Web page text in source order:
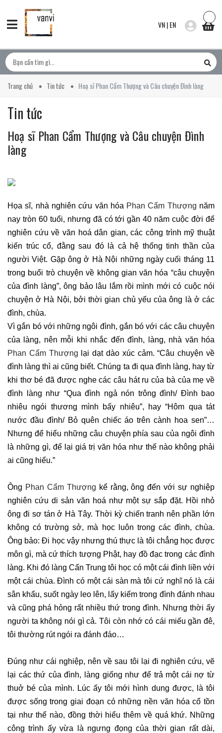
VN|EN
Trang chủ Tin tức Hoạ sĩ Phan Cẩm Thượng và Câu chuyện Đình làng
Tin tức
Hoạ sĩ Phan Cẩm Thượng và Câu chuyện Đình
làng
Họa sĩ, nhà nghiên cứu văn hóa Phan Cẩm Thượng năm
nay tròn 60 tuổi, nhưng đã có tới gần 40 năm cuộc đời để
nghiên cứu về văn hoá dân gian, các công trình mỹ thuật
kiến trúc cổ, đằng sau đó là cả hệ thống tinh thần của
người Việt. Gặp ông ở Hà Nội những ngày cuối tháng 11
trong buổi trò chuyện về không gian văn hóa “câu chuyện
của đình làng”, ông bảo lâu lắm rồi mình mới có cuộc nói
chuyện ở Hà Nội, bởi thời gian chủ yếu của ông là ở các
đình, chùa.
Vì gắn bó với những ngôi đình, gắn bó với các câu chuyện
của làng, nên mỗi khi nhắc đến đình, làng, nhà văn hóa
Phan Cẩm Thượng lại dạt dào xúc cảm. “Câu chuyện về
đình làng thì ai cũng biết. Chúng ta đi qua đình làng, hay từ
khi thơ bé đã được nghe các câu hát ru của bà của mẹ về
đình làng như “Qua đình ngả nón trông đình/ Đình bao
nhiêu ngói thương mình bấy nhiêu”, hay “Hôm qua tát
nước đầu đình/ Bỏ quên chiếc áo trên cành hoa sen”…
Nhưng để hiểu những câu chuyện phía sau của ngôi đình
là những gì, để lại giá trị văn hóa như thế nào không phải
ai cũng hiểu.”
Ông Phan Cẩm Thượng kể rằng, ông đến với sự nghiệp
nghiên cứu di sản văn hoá như một sự sắp đặt. Hồi nhỏ
ông đi sơ tán ở Hà Tây. Thời kỳ chiến tranh nên phần lớn
không có trường sở, mà học luôn trong các đình, chùa.
Ông bảo: Đi học vậy nhưng thú thực là tôi chẳng học được
môn gì, mà cứ thích tượng Phật, hay đồ đạc trong các đình
làng. Khi đó làng Cấn Trung tôi học có một cái đình liền với
một cái chùa. Đình có một cái sàn mà tôi cứ nghĩ nó là cái
sân khấu, suốt ngày leo lên, lấy kiếm trong đình đánh nhau
và cũng phá hỏng rất nhiều thứ trong đình. Nhưng thời ấy
người ta không nói gì cả. Tôi còn nhớ có cái miếu gần đê,
tôi thường rút ngói ra đánh đáo…
Đúng như cái nghiệp, nên về sau tôi lại đi nghiên cứu, vẽ
lại các thứ của đình, làng giống như để trả một cái nợ từ
thuở bé của mình. Lúc ấy tôi mới hình dung được, là tôi
được sống trong giai đoạn có những nền văn hóa cổ tồn
tại như thế nào, đồng thời hiểu thêm về quá khứ. Những
công trình ấy vừa là ngưng đọng của thời gian rất dài,